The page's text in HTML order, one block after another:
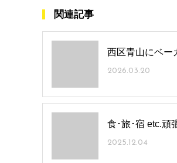
関連記事
西区青山にベー
2026.03.20
食･旅･宿 etc.頑
2025.12.04